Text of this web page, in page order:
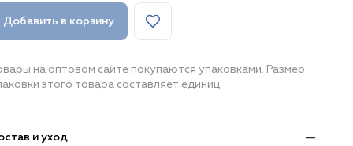
Добавить в корзину
на оптовом сайте покупаются упаковками. Размер
этого товара составляет единиц
и уход